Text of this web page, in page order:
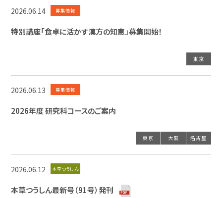
2026.06.14 募集情報
特別講座「食卓に活かす漢方の知恵」募集開始！
東京
2026.06.13 募集情報
2026年度 研究科コースのご案内
東京 大阪 名古屋
2026.06.12 本草つうしん
本草つうしん最新号（91号）発刊